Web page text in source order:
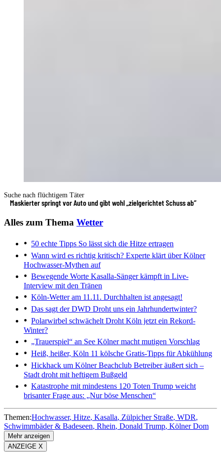
Suche nach flüchtigem Täter
Maskierter springt vor Auto und gibt wohl „zielgerichtet Schuss ab“
Alles zum Thema Wetter
50 echte Tipps So lässt sich die Hitze ertragen
Wann wird es richtig kritisch? Experte klärt über Kölner
Hochwasser-Mythen auf
Bewegende Worte Kasalla-Sänger kämpft in Live-
Interview mit den Tränen
Köln-Wetter am 11.11. Durchhalten ist angesagt!
Das sagt der DWD Droht uns ein Jahrhundertwinter?
Polarwirbel schwächelt Droht Köln jetzt ein Rekord-
Winter?
„Trauerspiel“ an See Kölner macht mutigen Vorschlag
Heiß, heißer, Köln 11 kölsche Gratis-Tipps für Abkühlung
Hickhack um Kölner Beachclub Betreiber äußert sich –
Stadt droht mit heftigem Bußgeld
Katastrophe mit mindestens 120 Toten Trump weicht
brisanter Frage aus: „Nur böse Menschen“
Themen:Hochwasser Hitze Kasalla Zülpicher Straße WDR
Schwimmbäder & Badeseen Rhein Donald Trump Kölner Dom
Mehr anzeigen
ANZEIGE X